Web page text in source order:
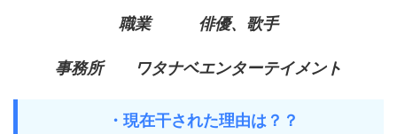
職業 俳優、歌手
事務所 ワタナベエンターテイメント
・現在干された理由は？？